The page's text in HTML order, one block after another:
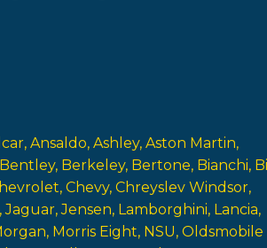
Ansaldo Ashley Aston Martin
Bentley Berkeley Bertone Bianchi Bill
Chevy Chreyslev Windsor
Jaguar Jensen Lamborghini Lancia
Morris Eight NSU Oldsmobile